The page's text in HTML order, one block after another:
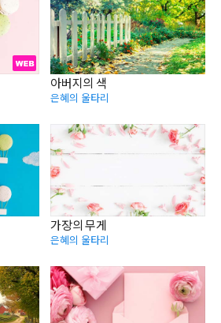
아버지의 색
은혜의 울타리
가장의 무게
은혜의 울타리